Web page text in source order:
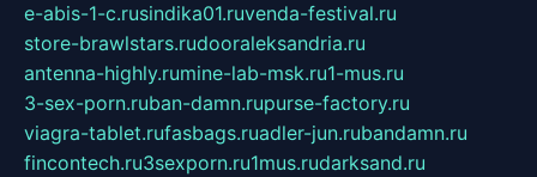
e-abis-1-c.rusindika01.ruvenda-festival.ru
store-brawlstars.rudooraleksandria.ru
antenna-highly.rumine-lab-msk.ru1-mus.ru
3-sex-porn.ruban-damn.rupurse-factory.ru
viagra-tablet.rufasbags.ruadler-jun.rubandamn.ru
fincontech.ru3sexporn.ru1mus.rudarksand.ru